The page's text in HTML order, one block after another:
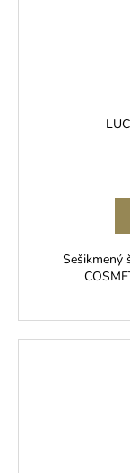
Sešikmený